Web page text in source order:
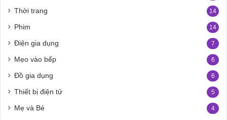
Thời trang 14
Phim 14
Điện gia dụng 7
Mẹo vào bếp 6
Đồ gia dụng 6
Thiết bị điện tử 5
Mẹ và Bé 4